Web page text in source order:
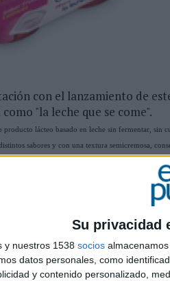
Su privacidad
y nuestros 1538 socios
datos personales, como
y contenido personalizado,
ORTIZ COMO MEDIA MANAGEMENT &
con el lanzamiento de
"la leche que se come".
producto lácteo basado en leche sin fermentar, sin
sabores y con una textura semicremosa,
nutricionales de la leche, permite completar un
frescos y sorprendentes de Basics, con la
sabores: frutas exóticas, frutas
multimedia, ideada por la agencia de
tendrá lugar ene l ámbito online.